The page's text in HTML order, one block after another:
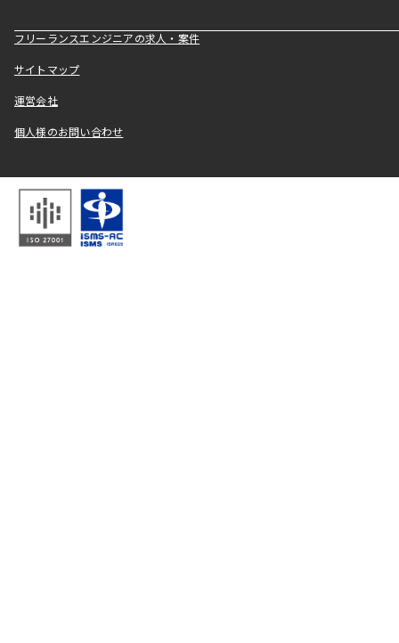
フリーランスエンジニアの求人・案件
サイトマップ
運営会社
個人様のお問い合わせ